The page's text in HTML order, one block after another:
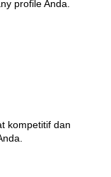
profile Anda.
kompetitif dan